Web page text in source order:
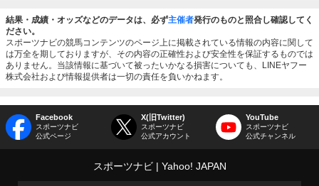
結果・成績・オッズなどのデータは、必ず主催者発行のものと照合し確認してく
ださい。
スポーツナビの競馬コンテンツのページ上に掲載されている情報の内容に関して
は万全を期しておりますが、その内容の正確性および安全性を保証するものでは
ありません。当該情報に基づいて被ったいかなる損害についても、LINEヤフー
株式会社および情報提供者は一切の責任を負いかねます。
Facebook
スポーツナビ
公式ページ
X(旧Twitter)
スポーツナビ
公式アカウント
YouTube
スポーツナビ
公式チャンネル
スポーツナビ Yahoo! JAPAN